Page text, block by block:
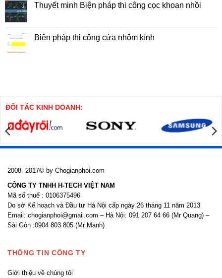
Công
Tổng
Tầng
luận
ở
Công
Cọc
Thuyết minh Biện pháp thi công cọc khoan nhồi
luận
ởBiện pháp thi công cửa nhôm kính
cửa
ĐỐI TÁC KINH DOANH:
2008- 2017© by Chogianphoi.com
CÔNG TY TNHH H-TECH VIỆT NAM
Mã số thuế : 0106375496
Do sở Kế hoạch và Đầu tư Hà Nội cấp ngày 26 tháng 11 năm 2013
Email: chogianphoi@gmail.com – Hà Nội: 091 207 64 66 (Mr Quang) –
Sài Gòn :0904 803 805 (Mr Mạnh)
THÔNG TIN CÔNG TY
Giới thiệu về chúng tôi